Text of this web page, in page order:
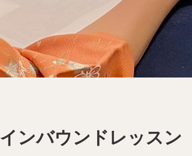
インバウンドレッスン